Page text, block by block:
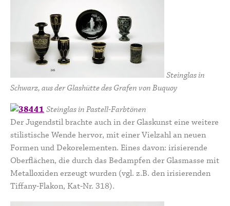
Steinglas in
Schwarz, aus der Glashütte des Grafen von Buquoy
Steinglas in Pastell-Farbtönen
Der Jugendstil brachte auch in der Glaskunst eine weitere
stilistische Wende hervor, mit einer Vielzahl an neuen
Formen und Dekorelementen. Eines davon: irisierende
Oberflächen, die durch das Bedampfen der Glasmasse mit
Metalloxiden erzeugt wurden (vgl. z.B. den irisierenden
Tiffany-Flakon, Kat-Nr. 318).